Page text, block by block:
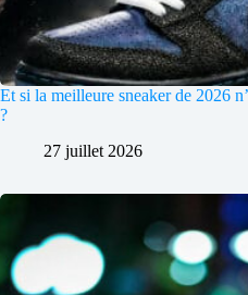
Et si la meilleure sneaker de 2026
?
27 juillet 2026